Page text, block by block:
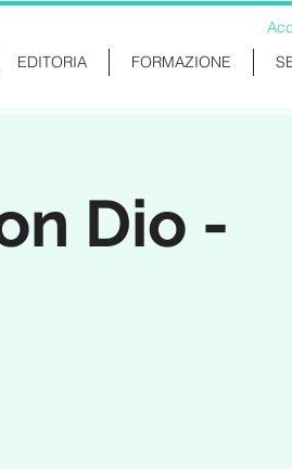
EDITORIA FORMAZIONE
Dio -